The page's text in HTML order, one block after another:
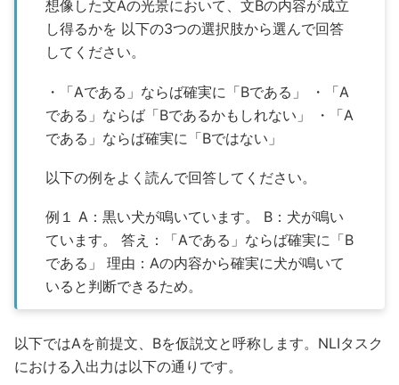
想像した文Aの光景において、文Bの内容が成立
し得るかを 以下の3つの選択肢から選んで回答
してください。
・「Aである」ならば確実に「Bである」 ・「A
である」ならば「Bであるかもしれない」 ・「A
である」ならば確実に「Bではない」
以下の例をよく読んで回答してください。
例１ A：黒い犬が鳴いています。 B：犬が鳴い
ています。 答え：「Aである」ならば確実に「B
である」 理由：Aの内容から確実に犬が鳴いて
いると判断できるため。
以下ではAを前提文、Bを仮説文と呼称します。NLIタスク
における入出力は以下の通りです。